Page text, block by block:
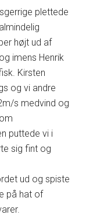
plettede
højt ud af
imens Henrik
Kirsten
og vi andre
s medvind og
puttede vi i
sig fint og
ud og spiste
på hat of